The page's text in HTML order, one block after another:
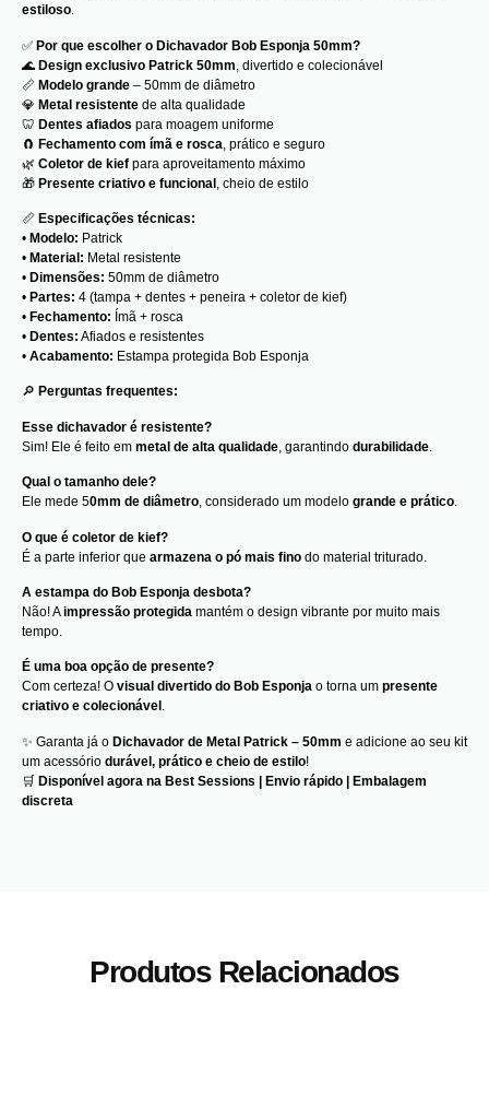
estiloso.
✅ Por que escolher o Dichavador Bob Esponja 50mm?
🌊 Design exclusivo Patrick 50mm , divertido e colecionável
📏 Modelo grande – 50mm de diâmetro
💎 Metal resistente de alta qualidade
🦷 Dentes afiados para moagem uniforme
🧲 Fechamento com ímã e rosca , prático e seguro
🌿 Coletor de kief para aproveitamento máximo
🎁 Presente criativo e funcional , cheio de estilo
📏 Especificações técnicas:
• Modelo: Patrick
• Material: Metal resistente
• Dimensões: 50mm de diâmetro
• Partes: 4 (tampa + dentes + peneira + coletor de kief)
• Fechamento: Ímã + rosca
• Dentes: Afiados e resistentes
• Acabamento: Estampa protegida Bob Esponja
🔎 Perguntas frequentes:
Esse dichavador é resistente?
Sim! Ele é feito em metal de alta qualidade , garantindo durabilidade
Qual o tamanho dele?
Ele mede 50mm de diâmetro, considerado um modelo grande e prático.
O que é coletor de kief?
É a parte inferior que armazena o pó mais fino do material triturado.
A estampa do Bob Esponja desbota?
Não! Aimpressão protegida mantém o design vibrante por muito mais
tempo.
É uma boa opção de presente?
Com certeza! O visual divertido do Bob Esponja o torna um presente
criativo e colecionável .
✨ Garanta já o Dichavador de Metal Patrick – 50mm e adicione ao seu kit
um acessório durável, prático e cheio de estilo!
🛒 Disponível agora na Best Sessions | Envio rápido | Embalagem
discreta
Produtos Relacionados